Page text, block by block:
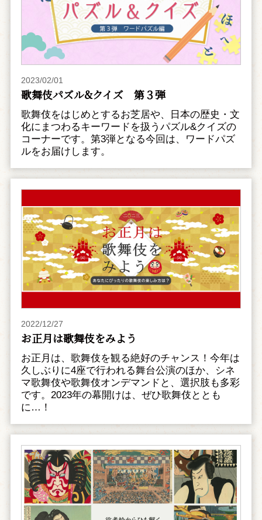
2023/02/01
歌舞伎パズル&クイズ 第３弾
歌舞伎をはじめとするお芝居や、日本の歴史・文
化にまつわるキーワードを扱うパズル&クイズの
コーナーです。第3弾となる今回は、ワードパズ
ルをお届けします。
2022/12/27
お正月は歌舞伎をみよう
お正月は、歌舞伎を観る絶好のチャンス！今年は
久しぶりに4座で行われる舞台公演のほか、シネ
マ歌舞伎や歌舞伎オンデマンドと、選択肢も多彩
です。2023年の幕開けは、ぜひ歌舞伎ととも
に…！